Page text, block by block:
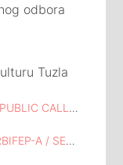
odbora
Tuzla
18 INTERBIFEP – JAVNI POZIV / PUBLIC CALL FOR PARTICIPATION
FOR 18. INTERBIFEP